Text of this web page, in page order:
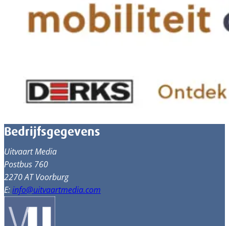
Bedrijfsgegevens
Uitvaart Media
Postbus 760
2270 AT Voorburg
E:info@uitvaartmedia.com